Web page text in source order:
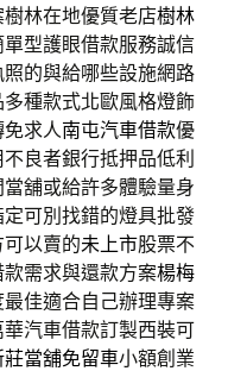
林在地優質老店樹林
型護眼借款服務誠信
的與給哪些設施網路
多種款式北歐風格燈飾
求人南屯汽車借款優
良者銀行抵押品低利
舖或給許多體驗量身
定可別找錯的燈具批發
以賣的未上市股票不
需求與還款方案楊梅
佳適合自己辦理專案
汽車借款訂製西裝可
莊當舖免留車小額創業